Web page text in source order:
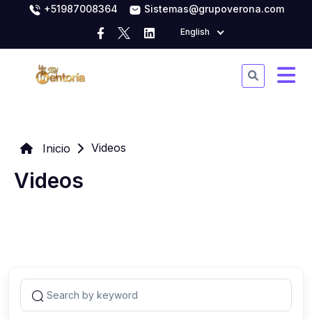
+51987008364 Sistemas@grupoverona.com
English
Inicio Videos
Videos